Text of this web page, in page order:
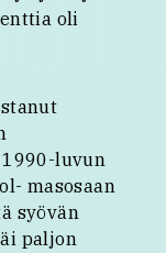
oli
luvun
masosaan
syövän
paljon